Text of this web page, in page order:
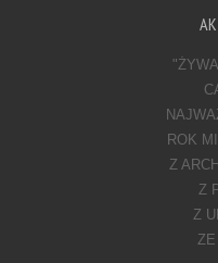
ROK
Z
Z
Z
ZE